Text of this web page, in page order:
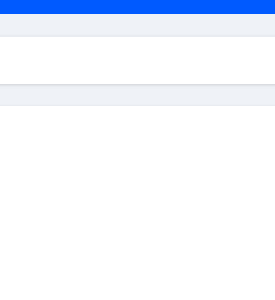
る、４泊６日イタリア女子旅vlog
のランチ営業